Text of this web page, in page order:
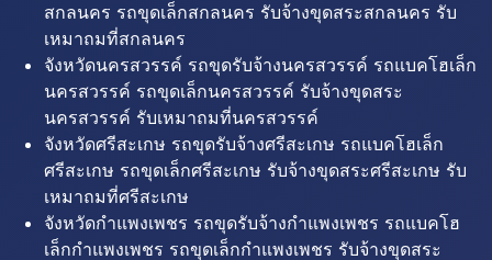
สกลนคร รถขุดเล็กสกลนคร รับจ้างขุดสระสกลนคร รับ
เหมาถมที่สกลนคร
จังหวัดนครสวรรค์ รถขุดรับจ้างนครสวรรค์ รถแบคโฮเล็ก
นครสวรรค์ รถขุดเล็กนครสวรรค์ รับจ้างขุดสระ
นครสวรรค์ รับเหมาถมที่นครสวรรค์
จังหวัดศรีสะเกษ รถขุดรับจ้างศรีสะเกษ รถแบคโฮเล็ก
ศรีสะเกษ รถขุดเล็กศรีสะเกษ รับจ้างขุดสระศรีสะเกษ รับ
เหมาถมที่ศรีสะเกษ
จังหวัดกำแพงเพชร รถขุดรับจ้างกำแพงเพชร รถแบคโฮ
เล็กกำแพงเพชร รถขุดเล็กกำแพงเพชร รับจ้างขุดสระ